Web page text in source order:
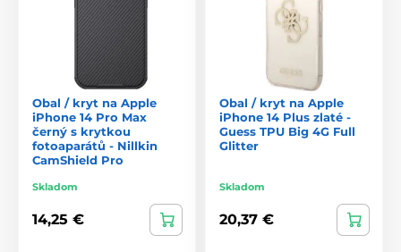
Obal / kryt na Apple
iPhone 14 Pro Max
černý s krytkou
fotoaparátů - Nillkin
CamShield Pro
Skladom
14,25 €
Obal / kryt na Apple
iPhone 14 Plus zlaté -
Guess TPU Big 4G Full
Glitter
Skladom
20,37 €